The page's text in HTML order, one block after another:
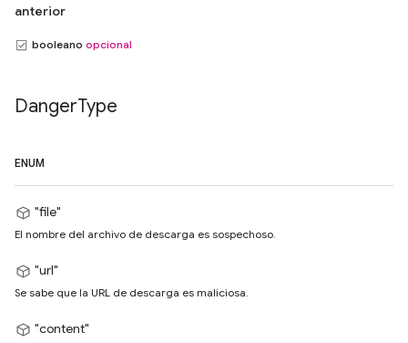
anterior
booleano opcional
DangerType
ENUM
"file"
El nombre del archivo de descarga es sospechoso.
"url"
Se sabe que la URL de descarga es maliciosa.
"content"